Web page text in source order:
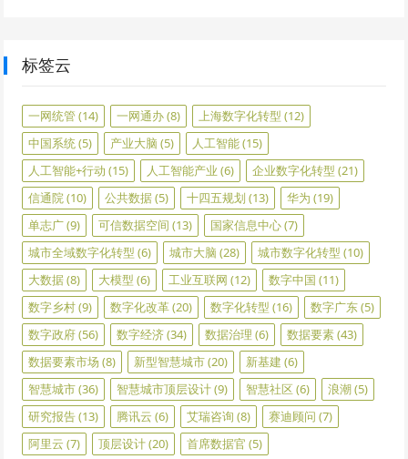
标签云
一网统管(14) 一网通办(8) 上海数字化转型 (12)
中国系统(5) 产业大脑 (5) 人工智能(15)
人工智能+行动 (15) 人工智能产业 (6) 企业数字化转型 (21)
信通院(10) 公共数据(5) 十四五规划 (13) 华为 (19)
单志广(9) 可信数据空间 (13) 国家信息中心(7)
城市全域数字化转型 (6) 城市大脑 (28) 城市数字化转型 (10)
大数据(8) 大模型 (6) 工业互联网 (12) 数字中国 (11)
数字乡村(9) 数字化改革(20) 数字化转型 (16) 数字广东(5)
数字政府(56) 数字经济(34) 数据治理 (6) 数据要素(43)
数据要素市场 (8) 新型智慧城市(20) 新基建 (6)
智慧城市(36) 智慧城市顶层设计(9) 智慧社区 (6) 浪潮(5)
研究报告(13) 腾讯云 (6) 艾瑞咨询 (8) 赛迪顾问 (7)
阿里云 (7) 顶层设计(20) 首席数据官 (5)